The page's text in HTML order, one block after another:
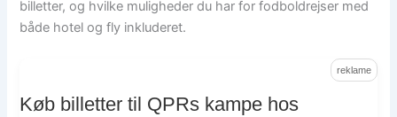
billetter, og hvilke muligheder du har for fodboldrejser med
både hotel og fly inkluderet.
reklame
Køb billetter til QPRs kampe hos